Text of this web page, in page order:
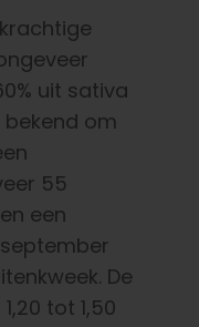
uit sativa
om
55
een
De
tot 1,50